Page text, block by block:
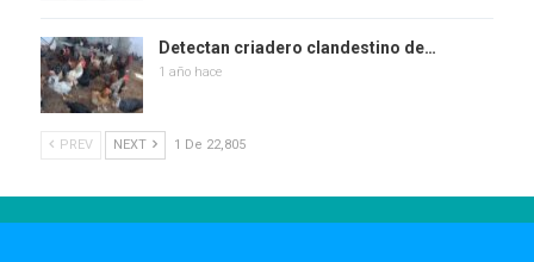
Detectan criadero clandestino de…
1 año hace
PREV NEXT 1 De 22,805